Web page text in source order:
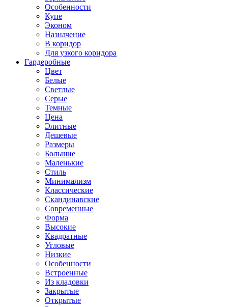
Особенности
Купе
Эконом
Назначение
В коридор
Для узкого коридора
Гардеробные
Цвет
Белые
Светлые
Серые
Темные
Цена
Элитные
Дешевые
Размеры
Большие
Маленькие
Стиль
Минимализм
Классические
Скандинавские
Современные
Форма
Высокие
Квадратные
Угловые
Низкие
Особенности
Встроенные
Из кладовки
Закрытые
Открытые